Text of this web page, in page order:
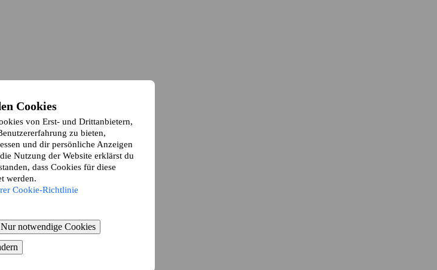
Cookies
von Erst- und Drittanbietern,
zu bieten,
und dir persönliche Anzeigen
Nutzung der Website erklärst du
dass Cookies für diese
werden.
Cookie-Richtlinie
Nur notwendige Cookies